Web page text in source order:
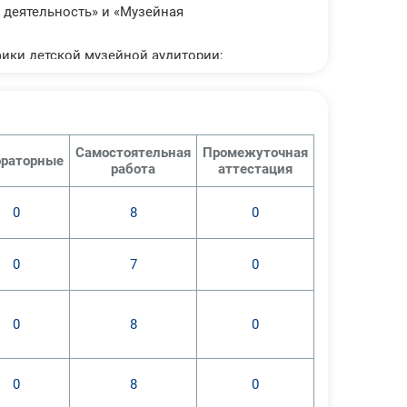
и «Музейная
детской музейной аудитории;
возраста;
эффективны в
Самостоятельная
работа
Промежуточная
аттестация
0 8 0
0 7 0
0 8 0
0 8 0